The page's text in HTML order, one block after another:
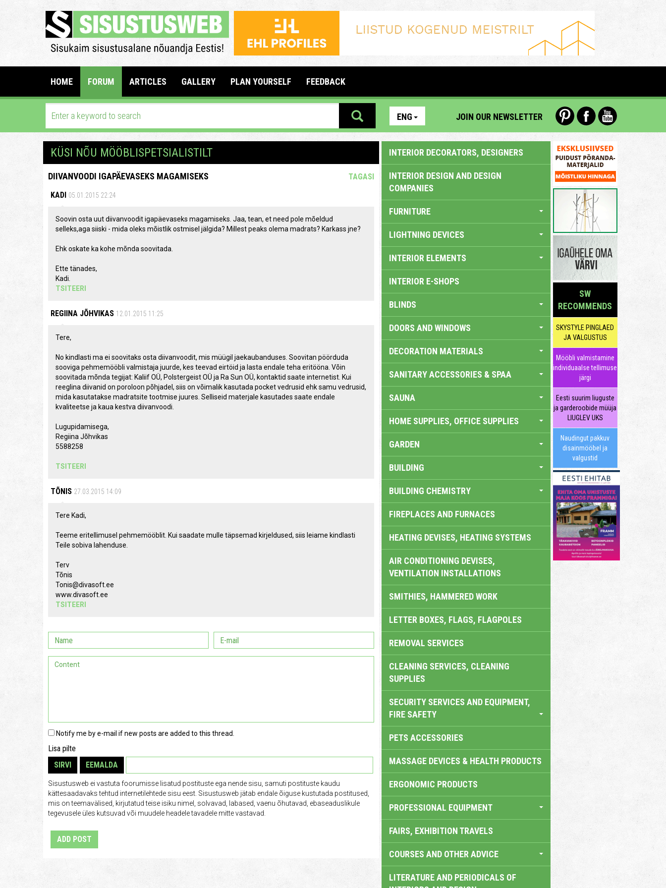
HOME FORUM ARTICLES GALLERY PLAN YOURSELF FEEDBACK
ENG JOIN OUR NEWSLETTER
KÜSI NÕU MÖÖBLISPETSIALISTILT
DIIVANVOODI IGAPÄEVASEKS MAGAMISEKS
TAGASI
KADI 05.01.2015 22:24
Soovin osta uut diivanvoodit igapäevaseks magamiseks. Jaa, tean, et need pole mõeldud
selleks,aga siiski - mida oleks mõistlik ostmisel jälgida? Millest peaks olema madrats? Karkass jne?
Ehk oskate ka kohe mõnda soovitada.
Ette tänades,
Kadi.
TSITEERI
REGIINA JÕHVIKAS 12.01.2015 11:25
Tere,
No kindlasti ma ei soovitaks osta diivanvoodit, mis müügil jaekaubanduses. Soovitan pöörduda
sooviga pehmemööbli valmistaja juurde, kes teevad eirtöid ja lasta endale teha eritööna. Võin
soovitada mõnda tegijat: Kaliif OÜ, Polstergeist OÜ ja Ra Sun OÜ, kontaktid saate internetist. Kui
reeglina diivanid on poroloon põhjadel, siis on võimalik kasutada pocket vedrusid ehk samu vedrusid,
mida kasutatakse madratsite tootmise juures. Selliseid materjale kasutades saate endale
kvaliteetse ja kaua kestva diivanvoodi.
Lugupidamisega,
Regiina Jõhvikas
5588258
TSITEERI
TÕNIS 27.03.2015 14:09
Tere Kadi,
Teeme eritellimusel pehmemööblit. Kui saadate mulle täpsemad kirjeldused, siis leiame kindlasti
Teile sobiva lahenduse.
Terv
Tõnis
Tonis@divasoft.ee
www.divasoft.ee
TSITEERI
Notify me by e-mail if new posts are added to this thread.
Lisa pilte
SIRVI
EEMALDA
Sisustusweb ei vastuta foorumisse lisatud postituste ega nende sisu, samuti postituste kaudu
kättesaadavaks tehtud internetilehtede sisu eest. Sisustusweb jätab endale õiguse kustutada postitused,
mis on teemavälised, kirjutatud teise isiku nimel, solvavad, labased, vaenu õhutavad, ebaseaduslikule
tegevusele üles kutsuvad või muudele headele tavadele mitte vastavad.
ADD POST
INTERIOR DECORATORS, DESIGNERS
INTERIOR DESIGN AND DESIGN
COMPANIES
FURNITURE
LIGHTNING DEVICES
INTERIOR ELEMENTS
INTERIOR E-SHOPS
BLINDS
DOORS AND WINDOWS
DECORATION MATERIALS
SANITARY ACCESSORIES & SPAA
SAUNA
HOME SUPPLIES, OFFICE SUPPLIES
GARDEN
BUILDING
BUILDING CHEMISTRY
FIREPLACES AND FURNACES
HEATING DEVISES, HEATING SYSTEMS
AIR CONDITIONING DEVISES,
VENTILATION INSTALLATIONS
SMITHIES, HAMMERED WORK
LETTER BOXES, FLAGS, FLAGPOLES
REMOVAL SERVICES
CLEANING SERVICES, CLEANING
SUPPLIES
SECURITY SERVICES AND EQUIPMENT,
FIRE SAFETY
PETS ACCESSORIES
MASSAGE DEVICES & HEALTH PRODUCTS
ERGONOMIC PRODUCTS
PROFESSIONAL EQUIPMENT
FAIRS, EXHIBITION TRAVELS
COURSES AND OTHER ADVICE
LITERATURE AND PERIODICALS OF
SW
RECOMMENDS
SKYSTYLE PINGLAED
JA VALGUSTUS
Mööbli valmistamine
individuaalse tellimuse
järgi
Eesti suurim liuguste
ja garderoobide müüja
LIUGLEV UKS
Naudingut pakkuv
disainmööbel ja
valgustid